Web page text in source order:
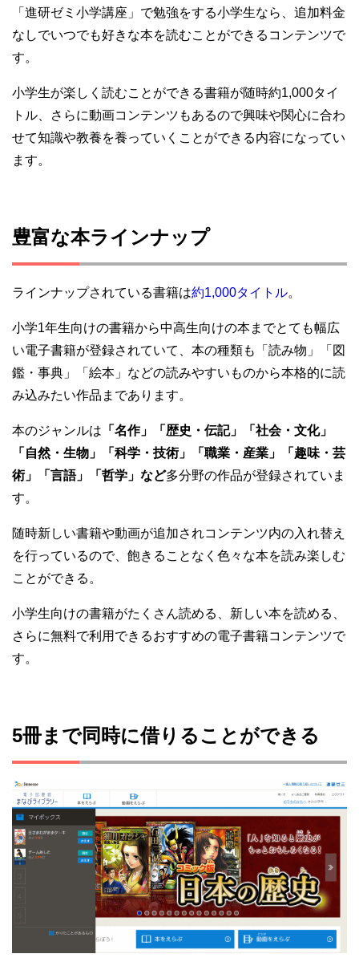
「進研ゼミ小学講座」で勉強をする小学生なら、追加料金
なしでいつでも好きな本を読むことができるコンテンツで
す。
小学生が楽しく読むことができる書籍が随時約1,000タイ
トル、さらに動画コンテンツもあるので興味や関心に合わ
せて知識や教養を養っていくことができる内容になってい
ます。
豊富な本ラインナップ
ラインナップされている書籍は約1,000タイトル。
小学1年生向けの書籍から中高生向けの本までとても幅広
い電子書籍が登録されていて、本の種類も「読み物」「図
鑑・事典」「絵本」などの読みやすいものから本格的に読
み込みたい作品まであります。
本のジャンルは 「名作」「歴史・伝記」「社会・文化」
「自然・生物」「科学・技術」「職業・産業」「趣味・芸
術」「言語」「哲学」など多分野の作品が登録されていま
す。
随時新しい書籍や動画が追加されコンテンツ内の入れ替え
を行っているので、飽きることなく色々な本を読み楽しむ
ことができる。
小学生向けの書籍がたくさん読める、新しい本を読める、
さらに無料で利用できるおすすめの電子書籍コンテンツで
す。
5冊まで同時に借りることができる